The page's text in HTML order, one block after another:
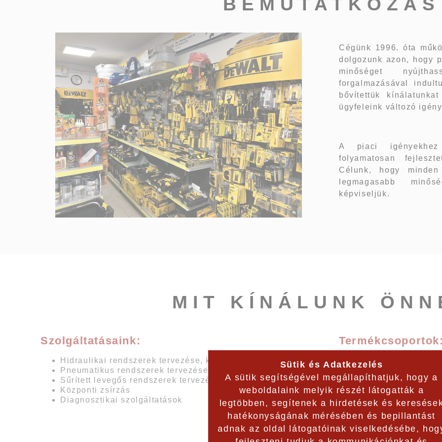
BEMUTATKOZÁS
Cégünk 1996. óta
dolgozunk azon, hogy
minőséget
forgalmazásával
bővítettük
ügyfeleink változó
A piaci
folyamatosan
Célunk, hogy
legmagasabb
képviseljük.
MIT KÍNÁLUNK
Szolgáltatásaink:
Hidraulikai rendszerek tervezése, kiépítése és javítása
Pneumatikus rendszerek tervezése, kiépítése és javítása
Sűrített levegős rendszerek tervezése, kiépítése és javítása
Központi zsírzás
Diagnosztikai szolgáltatások
Csapágyak
Hajtástechnika
Kenéstechnika
Rögzítéstechnika
Kisgépek és
Hydraulika és
Munkavédelmi
Ipari Kerekek
Sütik és Adatkezelés
A sütik segítségével megállapíthatjuk, hogy a
weboldalaink melyik részét látogatták a
legtöbben, segítenek a hirdetések és
hatékonyságának mérésében és bepillantást
adnak az oldal látogatóinak viselkedésébe,